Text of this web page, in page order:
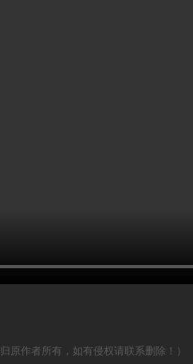
原作者所有，如有侵权请联系删除！）